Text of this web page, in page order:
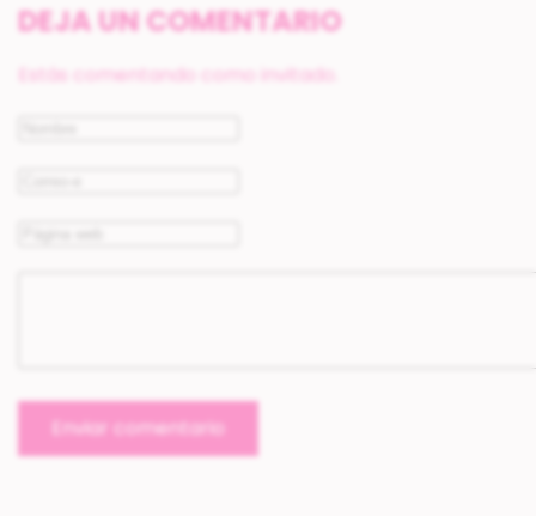
DEJA UN COMENTARIO
Estás comentando como invitado.
Enviar comentario